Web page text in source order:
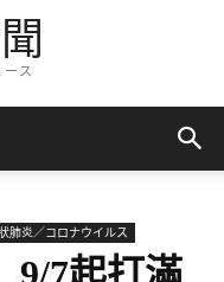
ス
肺炎／コロナウイルス